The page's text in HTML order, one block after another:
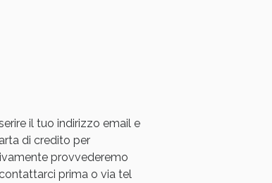
il tuo indirizzo email e
di credito per
provvederemo
prima o via tel